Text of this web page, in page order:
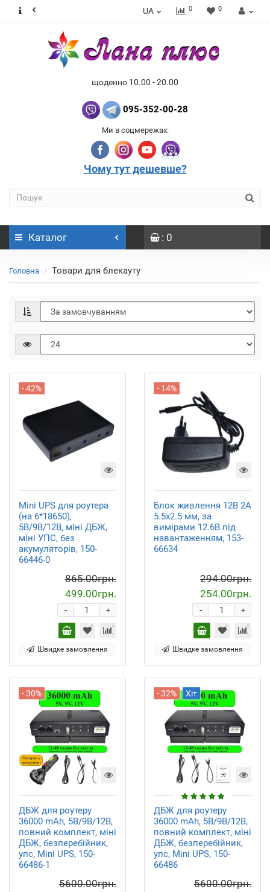
UA 0 0
щоденно 10.00 - 20.00
095-352-00-28
Ми в соцмережах:
Чому тут дешевше?
Каталог : 0
Головна Товари для блекауту
- 42%
Mini UPS для роутера
(на 6*18650),
5В/9В/12В, міні ДБЖ,
міні УПС, без
акумуляторів, 150-
66446-0
865.00грн.
499.00грн.
+
-
Швидке замовлення
- 14%
Блок живлення 12В 2А
5.5x2.5 мм, за
вимірами 12.6В під
навантаженням, 153-
66634
294.00грн.
254.00грн.
+
-
Швидке замовлення
- 30%
ДБЖ для роутеру
36000 mAh, 5В/9В/12В,
повний комплект, міні
ДБЖ, безперебійник,
упс, Mini UPS, 150-
66486-1
5600.00грн.
- 32% Хіт
ДБЖ для роутеру
36000 mAh, 5В/9В/12В,
повний комплект, міні
ДБЖ, безперебійник,
упс, Mini UPS, 150-
66486
5600.00грн.